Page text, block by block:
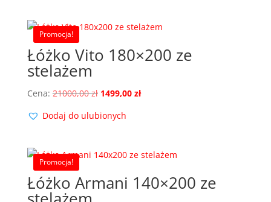
Promocja!
Łóżko Vito 180×200 ze
stelażem
Cena: 21000,00zł Pierwotna
wynosiła:
1499,00 złAktualna
Dodaj do ulubionych
Promocja!
Łóżko Armani 140×200 ze